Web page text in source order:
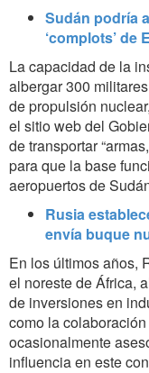
Sudán podría
‘complots’ de
La capacidad de la
albergar 300
de propulsión
el sitio web del
de transportar
para que la base
aeropuertos de
Rusia
envía buque
En los últimos años,
el noreste de África,
de inversiones en
como la
ocasionalmente
influencia en este